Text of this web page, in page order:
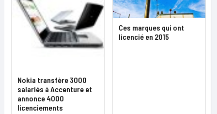
Nokia transfère 3000
salariés à Accenture et
annonce 4000
licenciements
Ces marques qui ont
licencié en 2015